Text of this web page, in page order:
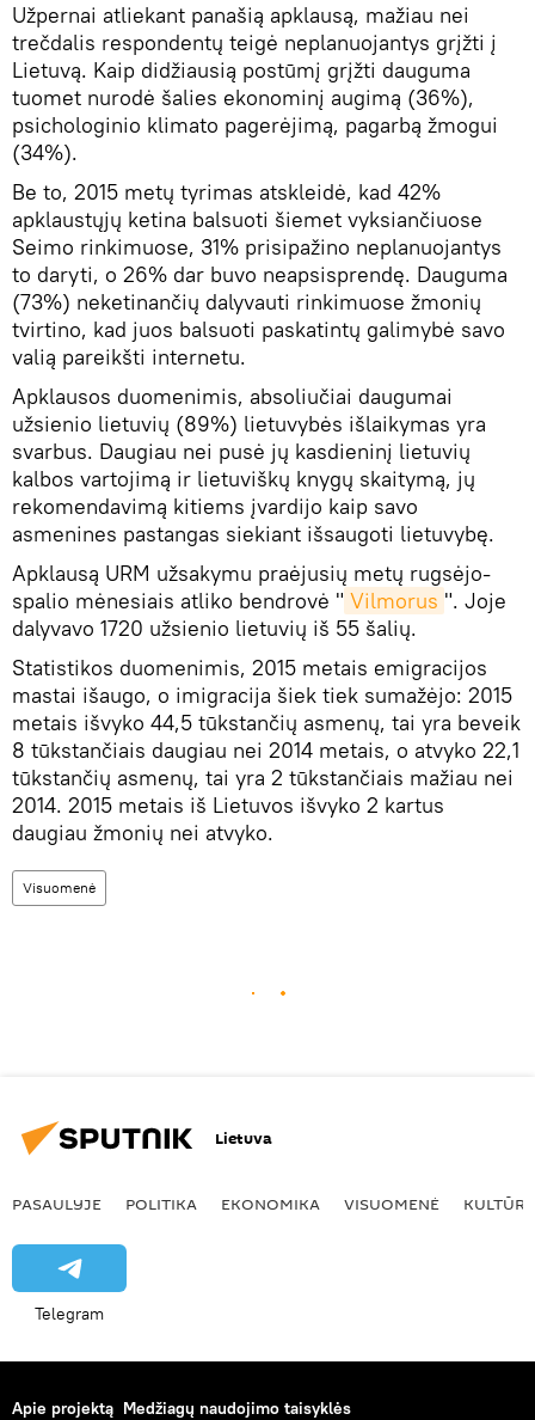
Užpernai atliekant panašią apklausą, mažiau nei
trečdalis respondentų teigė neplanuojantys grįžti į
Lietuvą. Kaip didžiausią postūmį grįžti dauguma
tuomet nurodė šalies ekonominį augimą (36%),
psichologinio klimato pagerėjimą, pagarbą žmogui
(34%).
Be to, 2015 metų tyrimas atskleidė, kad 42%
apklaustųjų ketina balsuoti šiemet vyksiančiuose
Seimo rinkimuose, 31% prisipažino neplanuojantys
to daryti, o 26% dar buvo neapsisprendę. Dauguma
(73%) neketinančių dalyvauti rinkimuose žmonių
tvirtino, kad juos balsuoti paskatintų galimybė savo
valią pareikšti internetu.
Apklausos duomenimis, absoliučiai daugumai
užsienio lietuvių (89%) lietuvybės išlaikymas yra
svarbus. Daugiau nei pusė jų kasdieninį lietuvių
kalbos vartojimą ir lietuviškų knygų skaitymą, jų
rekomendavimą kitiems įvardijo kaip savo
asmenines pastangas siekiant išsaugoti lietuvybę.
Apklausą URM užsakymu praėjusių metų rugsėjo-
spalio mėnesiais atliko bendrovė " Vilmorus ". Joje
dalyvavo 1720 užsienio lietuvių iš 55 šalių.
Statistikos duomenimis, 2015 metais emigracijos
mastai išaugo, o imigracija šiek tiek sumažėjo: 2015
metais išvyko 44,5 tūkstančių asmenų, tai yra beveik
8 tūkstančiais daugiau nei 2014 metais, o atvyko 22,1
tūkstančių asmenų, tai yra 2 tūkstančiais mažiau nei
2014. 2015 metais iš Lietuvos išvyko 2 kartus
daugiau žmonių nei atvyko.
Visuomenė
Lietuva
PASAULYJE POLITIKA EKONOMIKA VISUOMENĖ KULTŪRA
Telegram
Apie projektą Medžiagų naudojimo taisyklės